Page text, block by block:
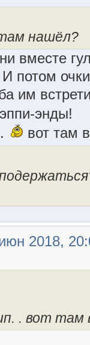
нашёл?
вместе
потом
им
энды!
вот там
2018,
. вот там